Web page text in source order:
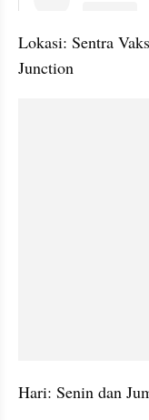
Lokasi: Sentra
Junction
Hari: Senin dan